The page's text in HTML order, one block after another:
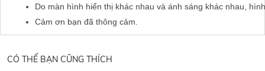
Do màn hình hiển thị khác nhau và ánh sáng khác nhau,
Cảm ơn bạn đã thông cảm.
CÓ THỂ BẠN CŨNG THÍCH